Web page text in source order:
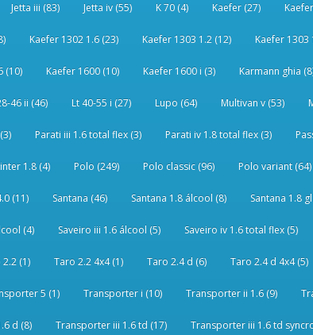
Jetta iii (83) Jetta iv (55) K 70 (4) Kaefer (27)
Kaefer 1302 1.6 (23) Kaefer 1303 1.2 (12) Kaefer 1303
(10) Kaefer 1600 (10) Kaefer 1600 i (3) Karmann ghia
46 ii (46) Lt 40-55 i (27) Lupo (64) Multivan v (53)
Parati iii 1.6 total flex (3) Parati iv 1.8 total flex (3)
1.8 (4) Polo (249) Polo classic (96) Polo variant (64)
(11) Santana (46) Santana 1.8 álcool (8) Santana 1.8
(4) Saveiro iii 1.6 álcool (5) Saveiro iv 1.6 total flex (5)
(1) Taro 2.2 4x4 (1) Taro 2.4 d (6) Taro 2.4 d 4x4 (5)
5 (1) Transporter i (10) Transporter ii 1.6 (9)
d (8) Transporter iii 1.6 td (17) Transporter iii 1.6 td